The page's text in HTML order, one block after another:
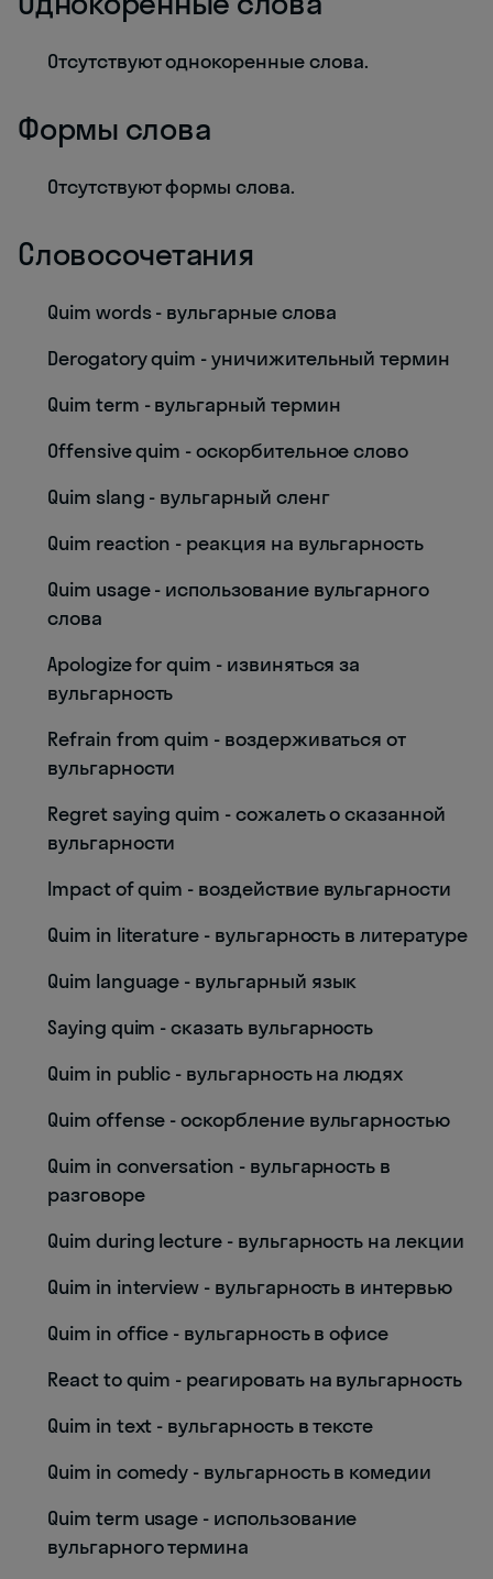
Отсутствуют однокоренные слова.
Формы слова
Отсутствуют формы слова.
Словосочетания
Quim words - вульгарные слова
Derogatory quim - уничижительный термин
Quim term - вульгарный термин
Offensive quim - оскорбительное слово
Quim slang - вульгарный сленг
Quim reaction - реакция на вульгарность
Quim usage - использование вульгарного
слова
Apologize for quim - извиняться за
вульгарность
Refrain from quim - воздерживаться от
вульгарности
Regret saying quim - сожалеть о сказанной
вульгарности
Impact of quim - воздействие вульгарности
Quim in literature - вульгарность в литературе
Quim language - вульгарный язык
Saying quim - сказать вульгарность
Quim in public - вульгарность на людях
Quim offense - оскорбление вульгарностью
Quim in conversation - вульгарность в
разговоре
Quim during lecture - вульгарность на лекции
Quim in interview - вульгарность в интервью
Quim in office - вульгарность в офисе
React to quim - реагировать на вульгарность
Quim in text - вульгарность в тексте
Quim in comedy - вульгарность в комедии
Quim term usage - использование
вульгарного термина